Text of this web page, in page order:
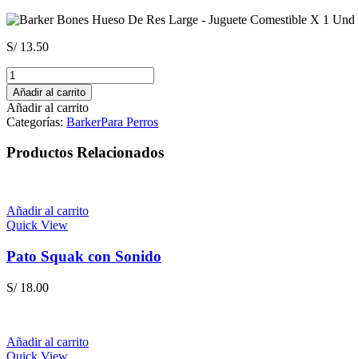
S/13.50
Barker
Bones
Hueso
De
Res
Large
-
1
Und
Añadir al carrito
Añadir al carrito
Categorías: BarkerPara Perros
Productos Relacionados
Añadir al carrito
Quick View
Pato Squak con Sonido
S/18.00
Añadir al carrito
Quick View